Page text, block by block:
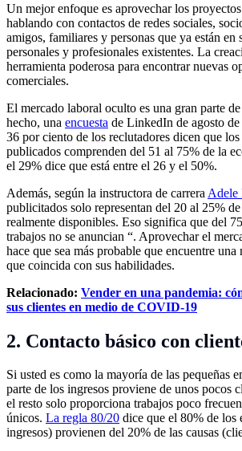
Un mejor enfoque es aprovechar los
hablando con contactos de redes sociales,
amigos, familiares y personas que ya están en
personales y profesionales existentes. La
herramienta poderosa para encontrar nuevas
comerciales.
El mercado laboral oculto es una gran parte
hecho, una encuesta de LinkedIn de agosto
36 por ciento de los reclutadores dicen que
publicados comprenden del 51 al 75% de la
el 29% dice que está entre el 26 y el 50%.
Además, según la instructora de carrera Adele
publicitados solo representan del 20 al 25%
realmente disponibles. Eso significa que del
trabajos no se anuncian “. Aprovechar el
hace que sea más probable que encuentre
que coincida con sus habilidades.
Relacionado: Vender en una pandemia:
sus clientes en medio de COVID-19
2. Contacto básico con
Si usted es como la mayoría de las pequeñas
parte de los ingresos proviene de unos pocos
el resto solo proporciona trabajos poco
únicos. La regla 80/20 dice que el 80% de los
ingresos) provienen del 20% de las causas